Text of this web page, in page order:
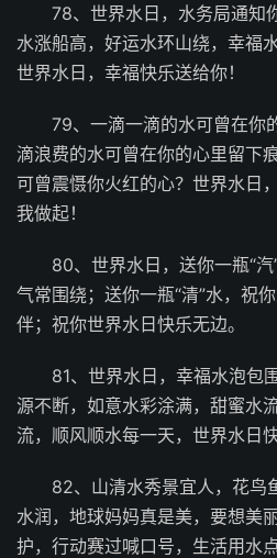
78、世界水日，水务局通知
水涨船高，好运水环山绕，幸福
世界水日，幸福快乐送给你！
79、一滴一滴的水可曾在你
滴浪费的水可曾在你的心里留下
可曾震慑你火红的心？世界水日
我做起！
80、世界水日，送你一瓶“
气常围绕；送你一瓶“清”水，祝
伴；祝你世界水日快乐无边。
81、世界水日，幸福水泡包
源不断，如意水彩涂满，甜蜜水
流，顺风顺水每一天，世界水日
82、山清水秀景宜人，花鸟
水润，地球妈妈真是美，要想美
护，行动赛过喊口号，生活用水